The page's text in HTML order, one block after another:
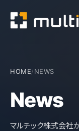
HOME/NEWS
News
マルチック株式会社